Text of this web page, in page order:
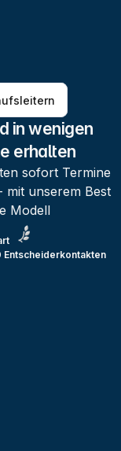
in wenigen
erhalten
sofort Termine
mit unserem Best
Modell
Entscheiderkontakten